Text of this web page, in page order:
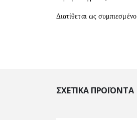
Διατίθεται ως
ΣΧΕΤΙΚΆ ΠΡΟΪΌΝΤΑ